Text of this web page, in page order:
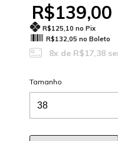
R$139,00
R$125,10 no Pix
R$132,05 no Boleto
8x de R$17,38
Tamanho